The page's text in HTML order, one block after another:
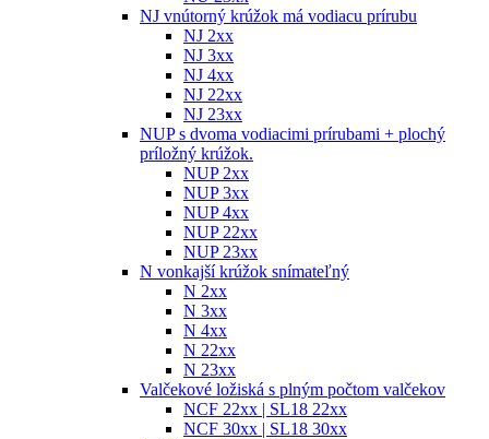
NJ vnútorný krúžok má vodiacu prírubu
NJ 2xx
NJ 3xx
NJ 4xx
NJ 22xx
NJ 23xx
NUP s dvoma vodiacimi prírubami + plochý
príložný krúžok.
NUP 2xx
NUP 3xx
NUP 4xx
NUP 22xx
NUP 23xx
N vonkajší krúžok snímateľný
N 2xx
N 3xx
N 4xx
N 22xx
N 23xx
Valčekové ložiská s plným počtom valčekov
NCF 22xx | SL18 22xx
NCF 30xx | SL18 30xx